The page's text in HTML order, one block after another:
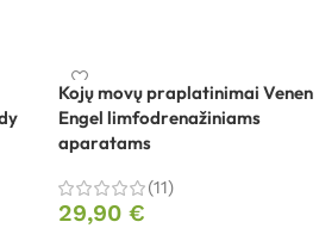
Kojų movų praplatinimai Venen
Engel limfodrenažiniams
aparatams
(11)
29,90 €